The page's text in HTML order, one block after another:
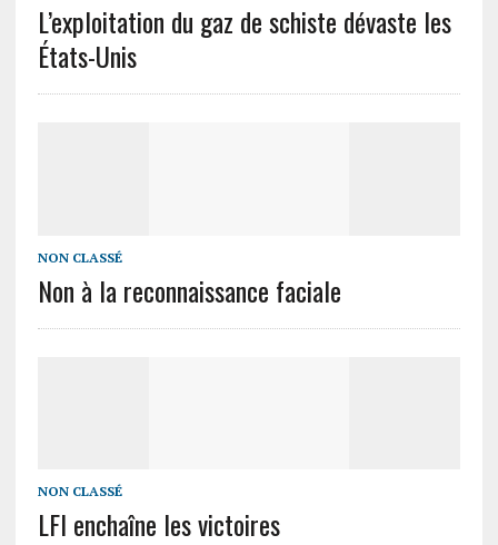
L’exploitation du gaz de schiste dévaste les
États-Unis
NON CLASSÉ
Non à la reconnaissance faciale
NON CLASSÉ
LFI enchaîne les victoires